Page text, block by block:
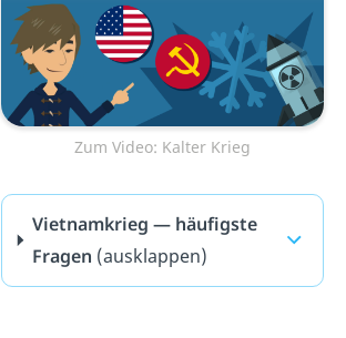
Zum Video: Kalter Krieg
Vietnamkrieg — häufigste
Fragen (ausklappen)